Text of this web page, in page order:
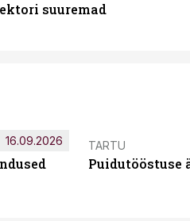
suuremad
16.09.2026 TARTU
Puidutööstuse